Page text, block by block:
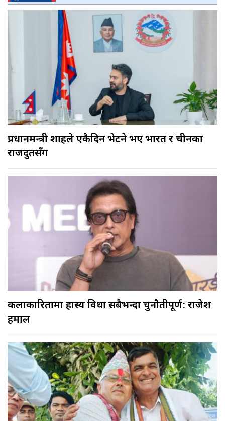
प्रधानमन्त्री शाहले एकैदिन भेटने भए भारत र चीनका
राजदुतसँग
कलाकारितामा हास्य विधा सबैभन्दा चुनौतीपूर्ण: राजेश
हमाल